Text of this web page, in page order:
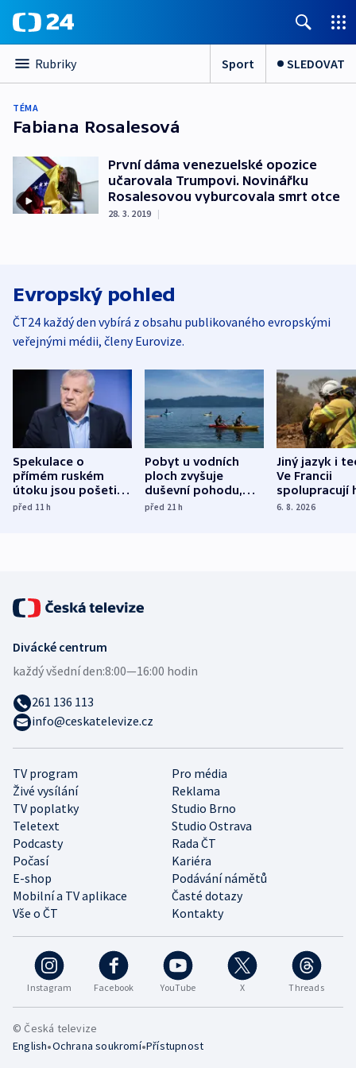
Rubriky Sport SLEDOVAT
TÉMA
Fabiana Rosalesová
První dáma venezuelské opozice
učarovala Trumpovi. Novinářku
Rosalesovou vyburcovala smrt otce
28. 3. 2019 |
Evropský pohled
ČT24 každý den vybírá z obsahu publikovaného evropskými
veřejnými médii, členy Eurovize.
Spekulace o
přímém ruském
útoku jsou pošetilé,
míní estonský
před 11h
Pobyt u vodních
ploch zvyšuje
duševní pohodu,
ukázala
před 21h
Jiný jazyk i
Ve Francii
spolupracují
různých zemí
6. 8. 2026
Instagram Facebook YouTube X Threads
TV program
Pro média
Živé vysílání
Reklama
TV poplatky
Studio Brno
Teletext
Studio Ostrava
Podcasty
Rada ČT
Počasí
Kariéra
E-shop
Podávání námětů
Mobilní a TV aplikace
Časté dotazy
Vše o ČT
Kontakty
Divácké centrum
každý všední den:8:00—16:00 hodin
261 136 113
info@ceskatelevize.cz
© Česká televize
English•Ochrana soukromí•Přístupnost